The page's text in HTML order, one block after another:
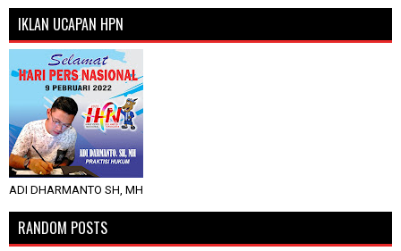
IKLAN UCAPAN HPN
ADI DHARMANTO SH, MH
RANDOM POSTS